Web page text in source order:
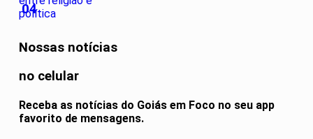
04
Nossas notícias
no celular
Receba as notícias do Goiás em Foco no seu app
favorito de mensagens.